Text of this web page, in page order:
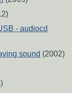
- audiocd
sound (2002)